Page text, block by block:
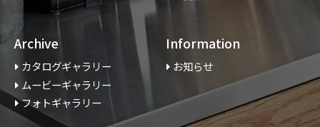
Archive
カタログギャラリー
ムービーギャラリー
フォトギャラリー
Information
お知らせ